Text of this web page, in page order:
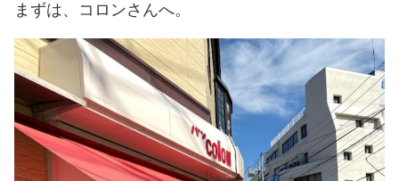
まずは、コロンさんへ。